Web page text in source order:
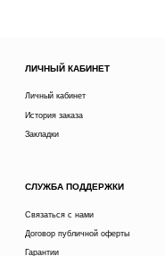
ЛИЧНЫЙ КАБИНЕТ
Личный кабинет
История заказа
Закладки
СЛУЖБА ПОДДЕРЖКИ
Связаться с нами
Договор публичной оферты
Гарантии